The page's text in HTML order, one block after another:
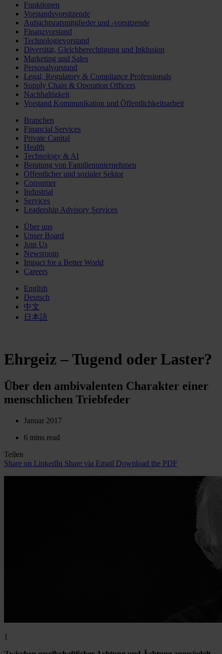
Funktionen
Vorstandsvorsitzende
Aufsichtsratsmitglieder und -vorsitzende
Finanzvorstand
Technologievorstand
Diversität, Gleichberechtigung und Inklusion
Marketing und Sales
Personalvorstand
Legal, Regulatory & Compliance Professionals
Supply Chain & Operation Officers
Nachhaltigkeit
Vorstand Kommunikation und Öffentlichkeitsarbeit
Branchen
Financial Services
Private Capital
Health
Technology & AI
Beratung von Familienunternehmen
Öffentlicher und sozialer Sektor
Consumer
Industrial
Services
Leadership Advisory Services
Über uns
Unser Board
Join Us
Newsroom
Impact for a Better World
Careers
English
Deutsch
中文
日本語
Ehrgeiz – Tugend oder Laster?
Über den ambivalenten Charakter einer
menschlichen Triebfeder
Januar 2017
6 mins read
Teilen
Share on LinkedIn Share via Email Download the PDF
1